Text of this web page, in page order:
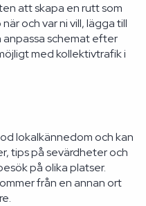
att skapa en rutt som
och var ni vill, lägga till
schemat efter
med kollektivtrafik i
lokalkännedom och kan
tips på sevärdheter och
på olika platser.
från en annan ort